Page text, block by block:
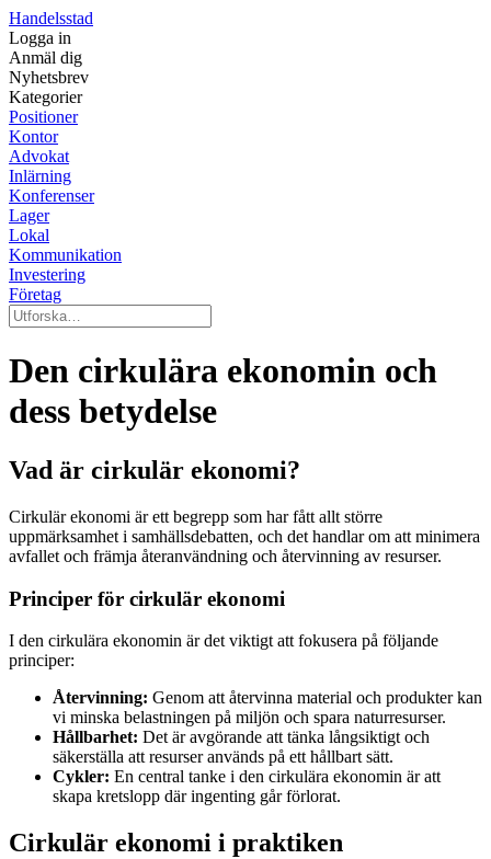
Handelsstad
Logga in
Anmäl dig
Nyhetsbrev
Kategorier
Positioner
Kontor
Advokat
Inlärning
Konferenser
Lager
Lokal
Kommunikation
Investering
Företag
Den cirkulära ekonomin och
dess betydelse
Vad är cirkulär ekonomi?
Cirkulär ekonomi är ett begrepp som har fått allt större
uppmärksamhet i samhällsdebatten, och det handlar om att minimera
avfallet och främja återanvändning och återvinning av resurser.
Principer för cirkulär ekonomi
I den cirkulära ekonomin är det viktigt att fokusera på följande
principer:
Återvinning: Genom att återvinna material och produkter kan
vi minska belastningen på miljön och spara naturresurser.
Hållbarhet: Det är avgörande att tänka långsiktigt och
säkerställa att resurser används på ett hållbart sätt.
Cykler: En central tanke i den cirkulära ekonomin är att
skapa kretslopp där ingenting går förlorat.
Cirkulär ekonomi i praktiken